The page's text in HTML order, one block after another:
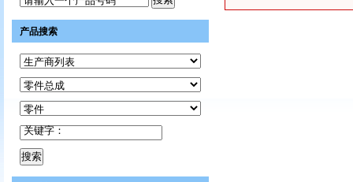
产品搜索
关键字：